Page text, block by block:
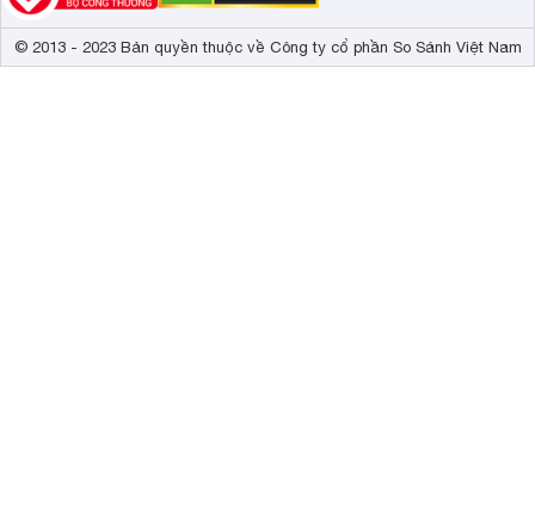
© 2013 - 2023 Bản quyền thuộc về Công ty cổ phần So Sánh Việt Nam